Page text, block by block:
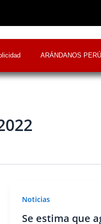
ARÁNDANOS PERÚ
Noticias
Se estima que